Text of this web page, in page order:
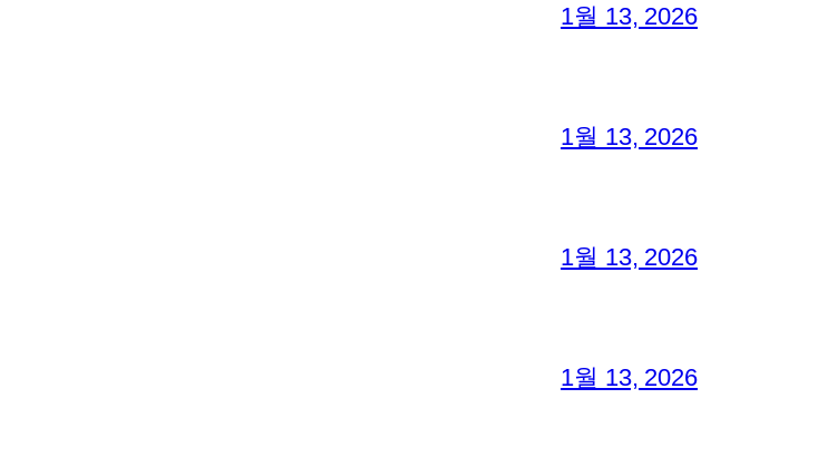
1월 13, 2026
1월 13, 2026
1월 13, 2026
1월 13, 2026